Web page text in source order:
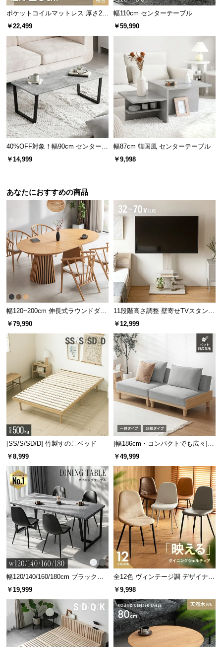
最高100℃まで耐える優れた耐熱性
耐熱温度
温もりあふれる天然木のフレーム
テーブル脚部には、優しい風合いの木目と強度に優
れたラバーウッドを使用しました。
ラバーウッドとは
ゴムの木を加工した木材。ソフトな
印象の木目と滑らかな肌触りが特徴
です。
ポケットコイルマットレス 厚さ20
cm Q
￥22,499
幅110cm センターテーブル
￥59,990
40%OFF対象！幅90cm センターテ
ーブル 大理石/モルタル調 スクエ
￥14,999
幅87cm 韓国風 センターテーブル
￥9,998
あなたにおすすめの商品
幅120~200cm 伸長式ラウンドダイ
ニングテーブル 6人掛け 天然木突
板 美しい格子デザイン
￥79,990
11段階高さ調整 壁寄せTVスタンド
キャスター付き 上下左右角度調節
￥12,999
[SS/S/SD/D] 竹製すのこベッド
￥8,999
[幅186cm・コンパクトでも広々] 3
人掛けソファベッド リクライニン
￥49,999
幅120/140/160/180cm ブラックフ
レーム ダイニング 大理石調 4人掛
￥19,999
全12色 ヴィンテージ調 デザイナー
ズシェルチェア
￥9,998